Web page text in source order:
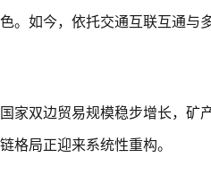
。如今，依托交通互联互通
双边贸易规模稳步增长，矿
格局正迎来系统性重构。